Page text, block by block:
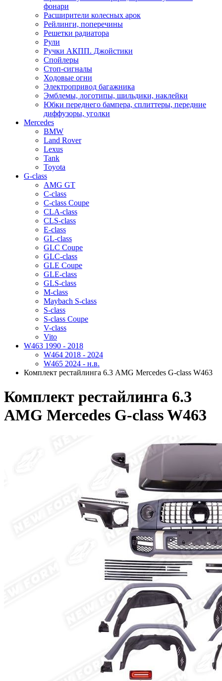
фонари
Расширители колесных арок
Рейлинги, поперечины
Решетки радиатора
Рули
Ручки АКПП. Джойстики
Спойлеры
Стоп-сигналы
Ходовые огни
Электропривод багажника
Эмблемы, логотипы, шильдики, наклейки
Юбки переднего бампера, сплиттеры, передние
диффузоры, уголки
Mercedes
BMW
Land Rover
Lexus
Tank
Toyota
G-class
AMG GT
C-class
C-class Coupe
CLA-class
CLS-class
E-class
GL-class
GLC Coupe
GLC-class
GLE Coupe
GLE-class
GLS-class
M-class
Maybach S-class
S-class
S-class Coupe
V-class
Vito
W463 1990 - 2018
W464 2018 - 2024
W465 2024 - н.в.
Комплект рестайлинга 6.3 AMG Mercedes G-class W463
Комплект рестайлинга 6.3
AMG Mercedes G-class W463